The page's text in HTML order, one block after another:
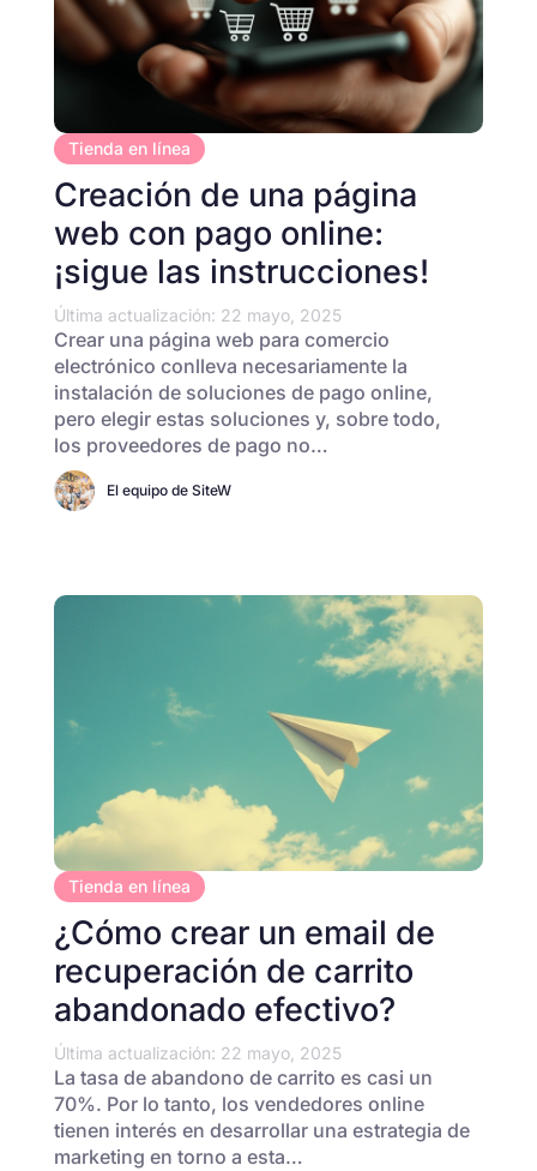
Tienda en línea
Creación de una página
web con pago online:
¡sigue las instrucciones!
Última actualización: 22 mayo, 2025
Crear una página web para comercio
electrónico conlleva necesariamente la
instalación de soluciones de pago online,
pero elegir estas soluciones y, sobre todo,
los proveedores de pago no…
El equipo de SiteW
Tienda en línea
¿Cómo crear un email de
recuperación de carrito
abandonado efectivo?
Última actualización: 22 mayo, 2025
La tasa de abandono de carrito es casi un
70%. Por lo tanto, los vendedores online
tienen interés en desarrollar una estrategia de
marketing en torno a esta…